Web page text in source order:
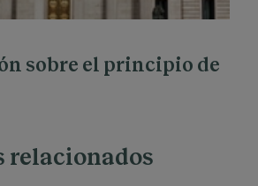
sobre el principio de
relacionados